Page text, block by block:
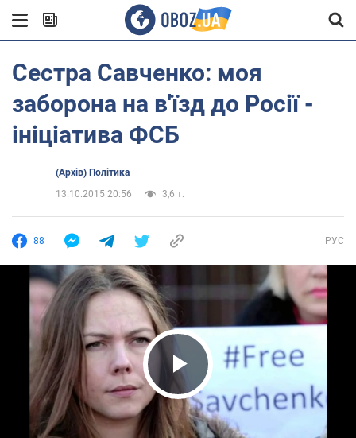
Сестра Савченко: моя
заборона на в'їзд до Росії -
ініціатива ФСБ
(Архів) Політика
13.10.2015 20:56
3,6 т.
88 РУС
Play Video